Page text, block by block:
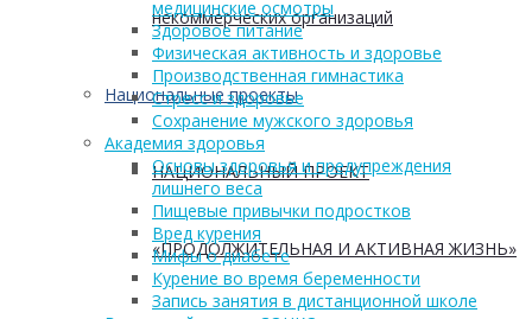
некоммерческих организаций
Национальные проекты
НАЦИОНАЛЬНЫЙ ПРОЕКТ
«ПРОДОЛЖИТЕЛЬНАЯ И АКТИВНАЯ ЖИЗНЬ»
медицинские осмотры
Здоровое питание
Физическая активность и здоровье
Производственная гимнастика
Стресс и здоровье
Сохранение мужского здоровья
Академия здоровья
Основы здоровья и предупреждения
лишнего веса
Пищевые привычки подростков
Вред курения
Мифы о диабете
Курение во время беременности
Запись занятия в дистанционной школе